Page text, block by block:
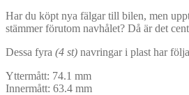
Har du köpt nya fälgar till bilen, men
stämmer förutom navhålet? Då är det
Dessa fyra (4 st) navringar i plast har
Yttermått: 74.1 mm
Innermått: 63.4 mm